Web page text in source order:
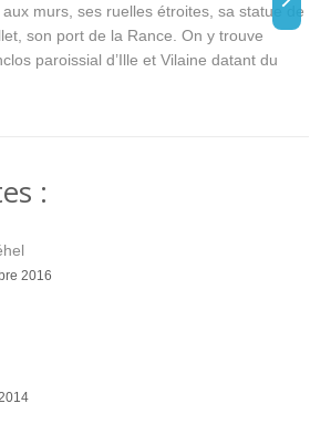
murs, ses ruelles étroites, sa statue de
son port de la Rance. On y trouve
paroissial d’Ille et Vilaine datant du
:
2016